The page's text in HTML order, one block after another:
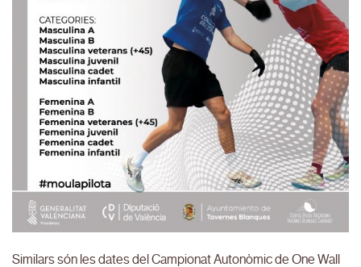
Similars són les dates del Campionat Autonòmic de One Wall